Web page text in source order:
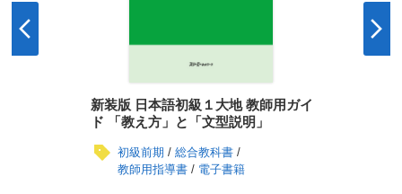
新装版 日本語初級１大地 教師用ガイ
ド 「教え方」と「文型説明」
初級前期
総合教科書
教師用指導書
電子書籍